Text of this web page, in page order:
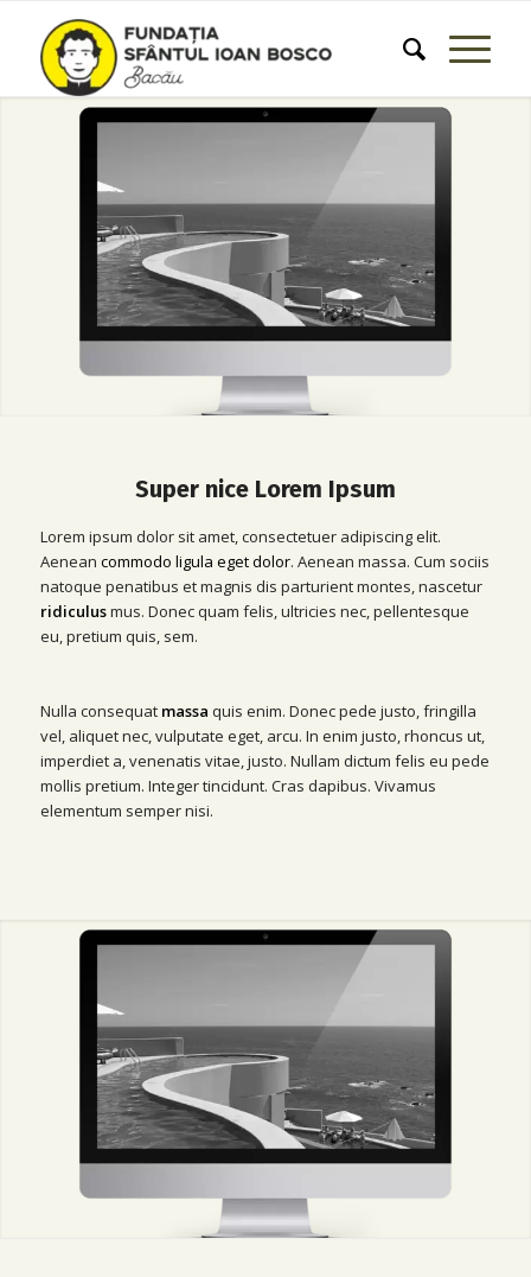
Super nice Lorem Ipsum
Lorem ipsum dolor sit amet, consectetuer adipiscing elit.
Aenean commodo ligula eget dolor. Aenean massa. Cum sociis
natoque penatibus et magnis dis parturient montes, nascetur
ridiculusmus. Donec quam felis, ultricies nec, pellentesque
eu, pretium quis, sem.
Nulla consequat massa quis enim. Donec pede justo, fringilla
vel, aliquet nec, vulputate eget, arcu. In enim justo, rhoncus ut,
imperdiet a, venenatis vitae, justo. Nullam dictum felis eu pede
mollis pretium. Integer tincidunt. Cras dapibus. Vivamus
elementum semper nisi.